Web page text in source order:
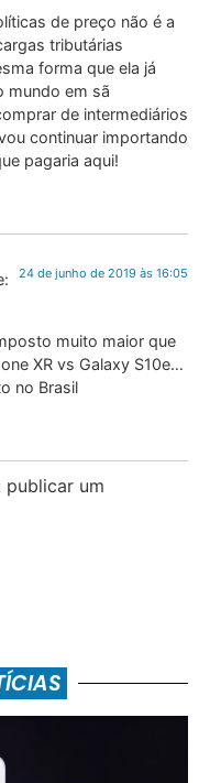
de preço não é a
tributárias
forma que ela já
mundo em sã
de intermediários
continuar importando
pagaria aqui!
24 de junho de 2019 às 16:05
muito maior que
XR vs Galaxy S10e…
no Brasil
publicar um